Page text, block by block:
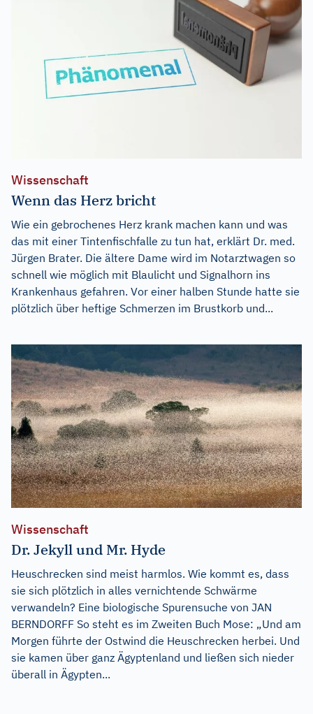
Wissenschaft
Wenn das Herz bricht
Wie ein gebrochenes Herz krank machen kann und was
das mit einer Tintenfischfalle zu tun hat, erklärt Dr. med.
Jürgen Brater. Die ältere Dame wird im Notarztwagen so
schnell wie möglich mit Blaulicht und Signalhorn ins
Krankenhaus gefahren. Vor einer halben Stunde hatte sie
plötzlich über heftige Schmerzen im Brustkorb und...
Wissenschaft
Dr. Jekyll und Mr. Hyde
Heuschrecken sind meist harmlos. Wie kommt es, dass
sie sich plötzlich in alles vernichtende Schwärme
verwandeln? Eine biologische Spurensuche von JAN
BERNDORFF So steht es im Zweiten Buch Mose: „Und am
Morgen führte der Ostwind die Heuschrecken herbei. Und
sie kamen über ganz Ägyptenland und ließen sich nieder
überall in Ägypten...